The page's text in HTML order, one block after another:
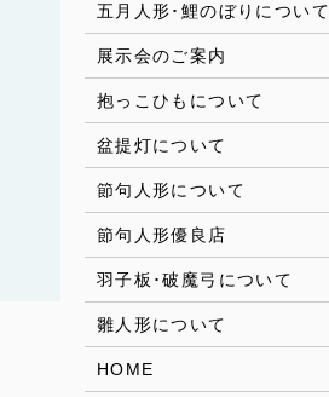
五月人形･鯉のぼりについて
展示会のご案内
抱っこひもについて
盆提灯について
節句人形について
節句人形優良店
羽子板･破魔弓について
雛人形について
HOME